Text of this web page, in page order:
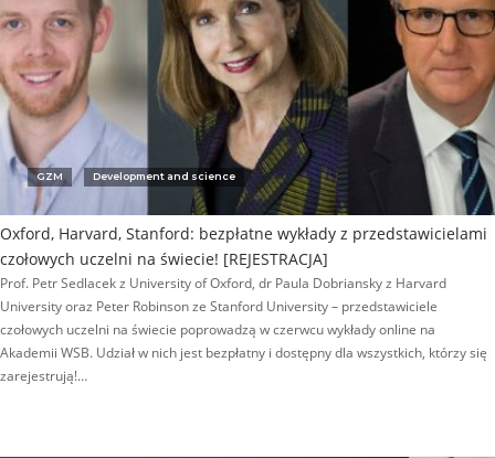
GZM Development and science
Oxford, Harvard, Stanford: bezpłatne wykłady z przedstawicielami
czołowych uczelni na świecie! [REJESTRACJA]
Prof. Petr Sedlacek z University of Oxford, dr Paula Dobriansky z Harvard
University oraz Peter Robinson ze Stanford University – przedstawiciele
czołowych uczelni na świecie poprowadzą w czerwcu wykłady online na
Akademii WSB. Udział w nich jest bezpłatny i dostępny dla wszystkich, którzy się
zarejestrują!…